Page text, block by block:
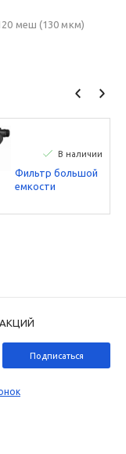
меш (130 мкм)
В наличии
Фильтр большой
емкости
Bird 1’’ - BSP (130